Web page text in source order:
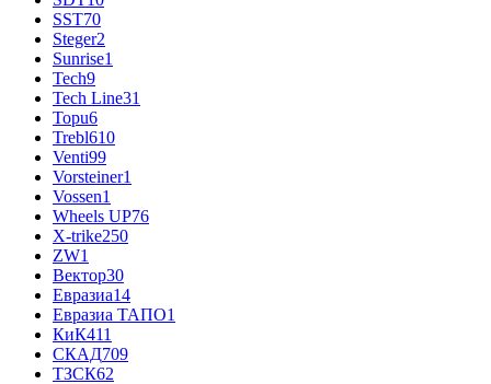
SST70
Steger2
Sunrise1
Tech9
Tech Line31
Topu6
Trebl610
Venti99
Vorsteiner1
Vossen1
Wheels UP76
X-trike250
ZW1
Вектор30
Евразиа14
Евразиа ТАПО1
КиК411
СКАД709
ТЗСК62